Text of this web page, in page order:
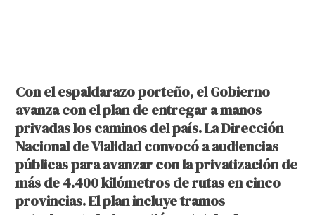
Con el espaldarazo porteño, el Gobierno
avanza con el plan de entregar a manos
privadas los caminos del país. La Dirección
Nacional de Vialidad convocó a audiencias
públicas para avanzar con la privatización de
más de 4.400 kilómetros de rutas en cinco
provincias. El plan incluye tramos